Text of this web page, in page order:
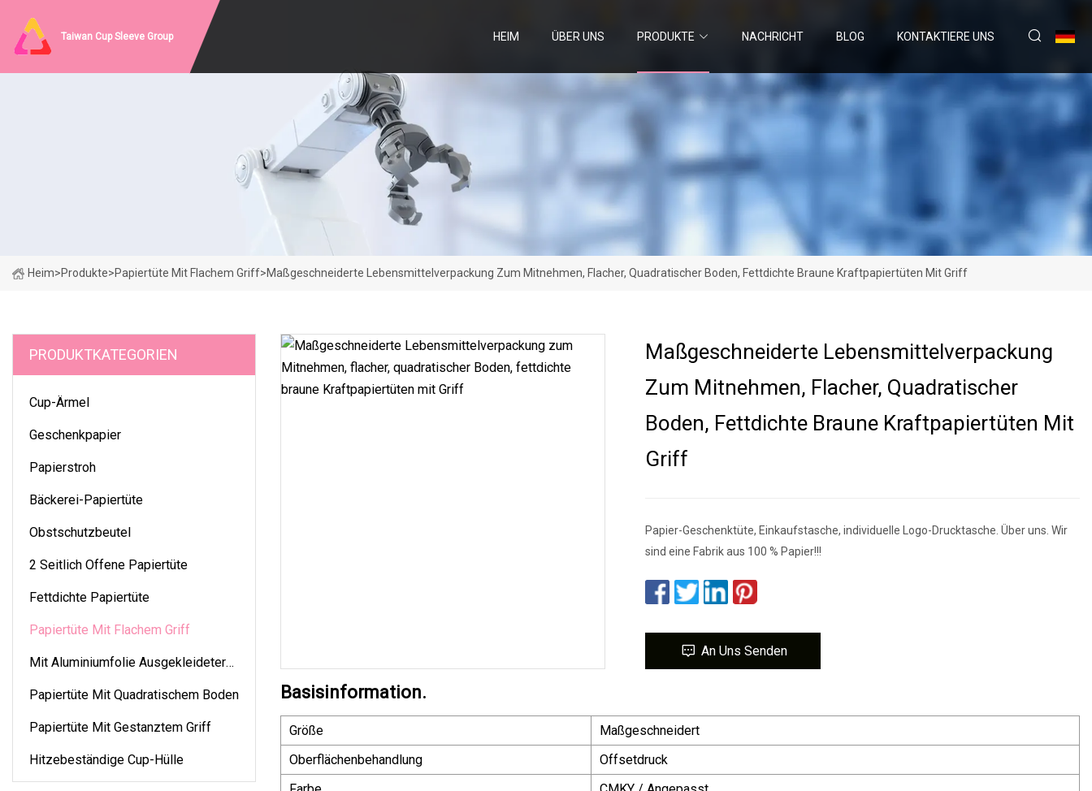
Taiwan Cup Sleeve Group HEIM ÜBER UNS PRODUKTE NACHRICHT BLOG KONTAKTIERE UNS
Heim>Produkte>Papiertüte Mit Flachem Griff>Maßgeschneiderte Lebensmittelverpackung Zum Mitnehmen, Flacher, Quadratischer Boden, Fettdichte Braune Kraftpapiertüten Mit Griff
PRODUKTKATEGORIEN
Cup-Ärmel
Geschenkpapier
Papierstroh
Bäckerei-Papiertüte
Obstschutzbeutel
2 Seitlich Offene Papiertüte
Fettdichte Papiertüte
Papiertüte Mit Flachem Griff
Mit Aluminiumfolie Ausgekleideter
Papiertüte Mit Quadratischem Boden
Papiertüte Mit Gestanztem Griff
Hitzebeständige Cup-Hülle
Maßgeschneiderte Lebensmittelverpackung
Zum Mitnehmen, Flacher, Quadratischer
Boden, Fettdichte Braune Kraftpapiertüten Mit
Griff
Papier-Geschenktüte, Einkaufstasche, individuelle Logo-Drucktasche. Über uns. Wir
sind eine Fabrik aus 100 % Papier!!!
An Uns Senden
Basisinformation.
Größe
Maßgeschneidert
Oberflächenbehandlung
Offsetdruck